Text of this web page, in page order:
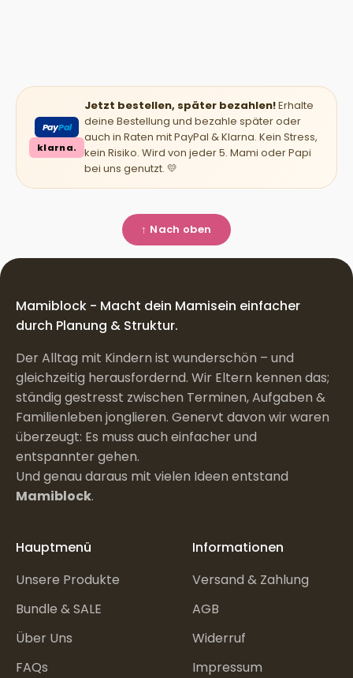
PayPal
klarna.
Jetzt bestellen, später bezahlen!Erhalte
deine Bestellung und bezahle später oder
auch in Raten mit PayPal & Klarna. Kein Stress,
kein Risiko. Wird von jeder 5. Mami oder Papi
bei uns genutzt. 💛
↑ Nach oben
Mamiblock - Macht dein Mamisein einfacher
durch Planung & Struktur.
Der Alltag mit Kindern ist wunderschön – und
gleichzeitig herausfordernd. Wir Eltern kennen das;
ständig gestresst zwischen Terminen, Aufgaben &
Familienleben jonglieren. Genervt davon wir waren
überzeugt: Es muss auch einfacher und
entspannter gehen.
Und genau daraus mit vielen Ideen entstand
Mamiblock.
Hauptmenü
Unsere Produkte
Bundle & SALE
Über Uns
FAQs
Informationen
Versand & Zahlung
AGB
Widerruf
Impressum